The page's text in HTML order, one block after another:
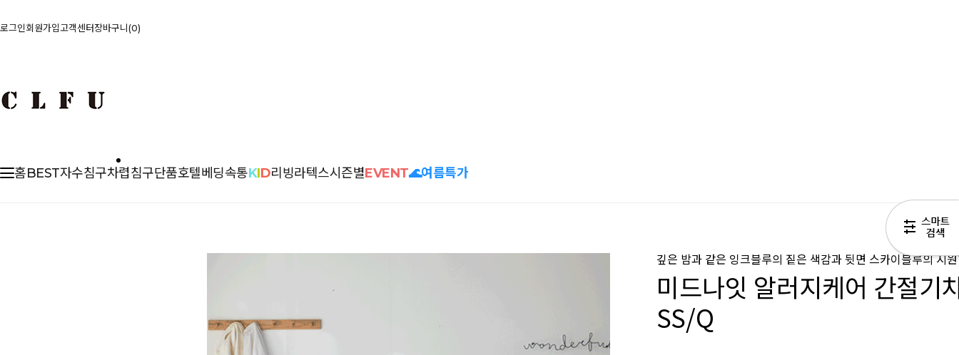
로그인회원가입고객센터장바구니 0
홈BEST자수침구차렵침구단품호텔베딩속통KID리빙라텍스시즌별EVENT🌊여름특가
깊은 밤과 같은 잉크블루의 짙은 색감과 뒷면 스카이블루의 시
미드나잇 알러지케어 간절기
SS/Q